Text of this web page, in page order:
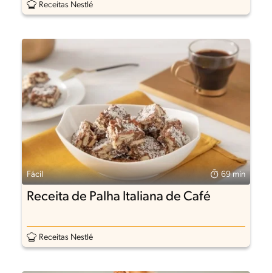
Receitas Nestlé
Fácil 69 min
Receita de Palha Italiana de Café
Receitas Nestlé